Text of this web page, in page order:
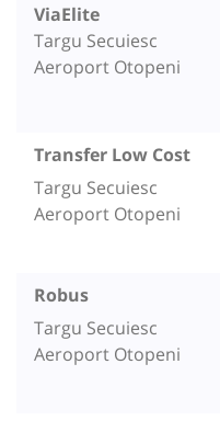
ViaElite
Targu Secuiesc
Aeroport Otopeni
Transfer Low Cost
Targu Secuiesc
Aeroport Otopeni
Robus
Targu Secuiesc
Aeroport Otopeni